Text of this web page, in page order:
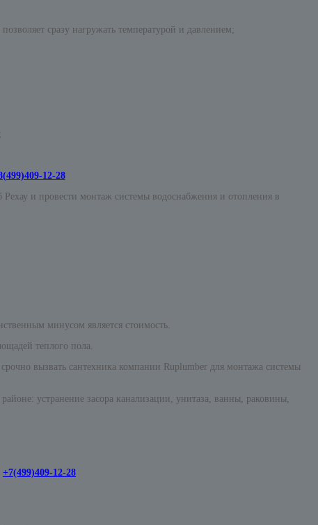
сразу нагружать температурой и давлением;
12-28
и провести монтаж системы водоснабжения и отопления в
минусом является стоимость.
теплого пола.
вызвать сантехника компании Ruplumber для монтажа системы
устранение засора канализации, унитаза, ванны, раковины,
+7(499)409-12-28